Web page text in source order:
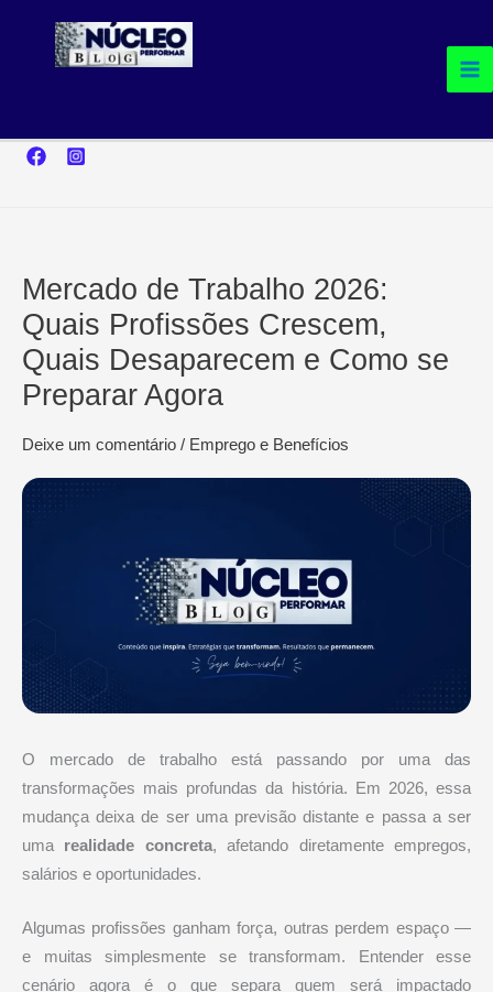
Mercado de Trabalho 2026:
Quais Profissões Crescem,
Quais Desaparecem e Como se
Preparar Agora
Deixe um comentário / Emprego e Benefícios
O mercado de trabalho está passando por uma das
transformações mais profundas da história. Em 2026, essa
mudança deixa de ser uma previsão distante e passa a ser
uma realidade concreta, afetando diretamente empregos,
salários e oportunidades.
Algumas profissões ganham força, outras perdem espaço —
e muitas simplesmente se transformam. Entender esse
cenário agora é o que separa quem será impactado